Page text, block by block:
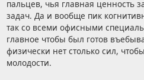
пальцев, чья главная ценность
задач. Да и вообще пик
так со всеми офисными
главное чтобы был готов
физически нет столько сил,
молодости.